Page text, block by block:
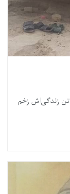
تن زندگی‌اش زخم